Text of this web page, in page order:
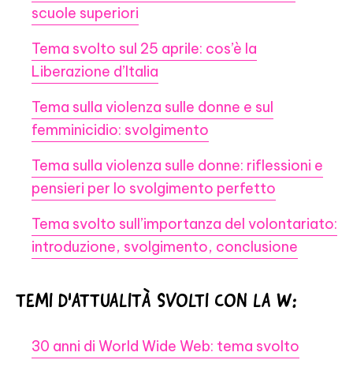
scuole superiori
Tema svolto sul 25 aprile: cos’è la
Liberazione d’Italia
Tema sulla violenza sulle donne e sul
femminicidio: svolgimento
Tema sulla violenza sulle donne: riflessioni e
pensieri per lo svolgimento perfetto
Tema svolto sull’importanza del volontariato:
introduzione, svolgimento, conclusione
TEMI D'ATTUALITÀ SVOLTI CON LA W:
30 anni di World Wide Web: tema svolto